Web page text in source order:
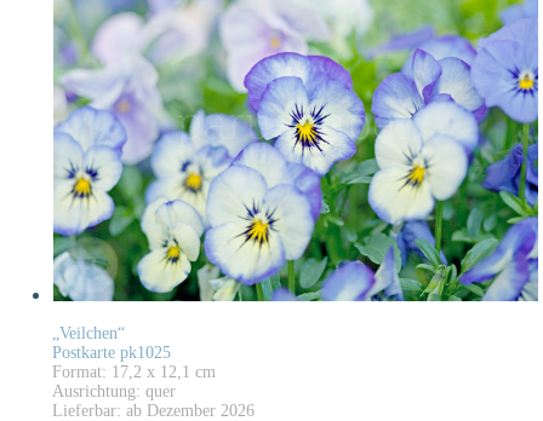
„Veilchen“
Postkarte pk1025
Format: 17,2 x 12,1 cm
Ausrichtung: quer
Lieferbar: ab Dezember 2026